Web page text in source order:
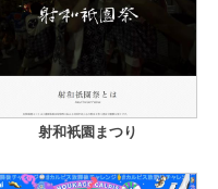
射和衹園まつり